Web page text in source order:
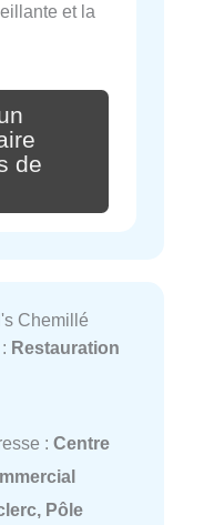
et la
de
Chemillé
Restauration
: Centre
Pôle